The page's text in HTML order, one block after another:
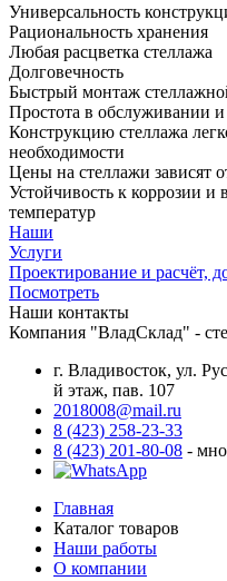
Универсальность
Рациональность хранения
Любая расцветка стеллажа
Долговечность
Быстрый монтаж
Простота в обслуживании
Конструкцию стеллажа
необходимости
Цены на стеллажи зависят
Устойчивость к коррозии и
температур
Наши
Услуги
Проектирование и расчёт,
Посмотреть
Наши контакты
Компания "ВладСклад" -
г. Владивосток, ул.
й этаж, пав. 107
2018008@mail.ru
8 (423) 258-23-33
8 (423) 201-80-08 -
Главная
Каталог товаров
Наши работы
О компании